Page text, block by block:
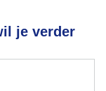
je verder
in Stiphout.
voor het